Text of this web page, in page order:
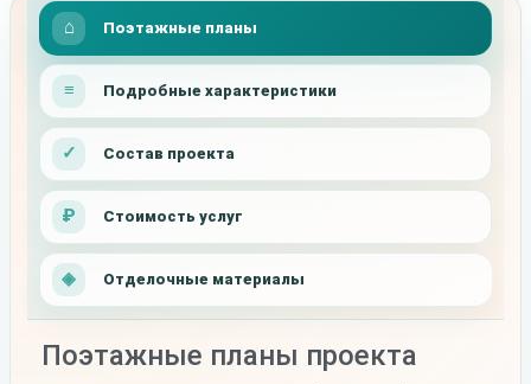
Поэтажные планы
Подробные характеристики
Состав проекта
Стоимость услуг
Отделочные материалы
Поэтажные планы проекта